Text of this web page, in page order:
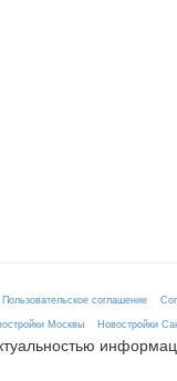
Пользовательское соглашение
Москвы Новостройки